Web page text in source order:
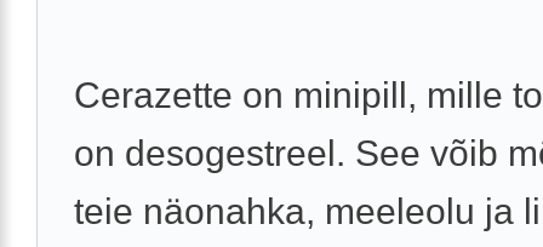
Cerazette on minipill, mille
on desogestreel. See võib
teie näonahka, meeleolu ja